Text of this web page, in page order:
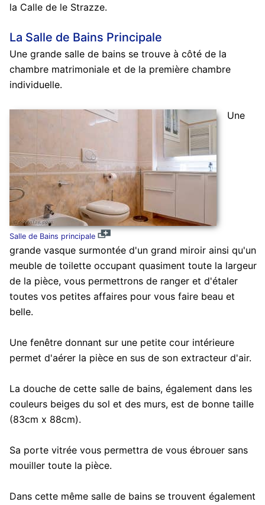
la Calle de le Strazze.
La Salle de Bains Principale
Une grande salle de bains se trouve à côté de la
chambre matrimoniale et de la première chambre
individuelle.
Salle de Bains principale
Une
grande vasque surmontée d'un grand miroir ainsi qu'un
meuble de toilette occupant quasiment toute la largeur
de la pièce, vous permettrons de ranger et d'étaler
toutes vos petites affaires pour vous faire beau et
belle.
Une fenêtre donnant sur une petite cour intérieure
permet d'aérer la pièce en sus de son extracteur d'air.
La douche de cette salle de bains, également dans les
couleurs beiges du sol et des murs, est de bonne taille
(83cm x 88cm).
Sa porte vitrée vous permettra de vous ébrouer sans
mouiller toute la pièce.
Dans cette même salle de bains se trouvent également